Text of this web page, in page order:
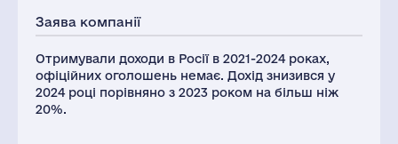
57
Заява компанії
Отримували доходи в Росії в 2021-2024 роках,
офіційних оголошень немає. Дохід знизився у
2024 році порівняно з 2023 роком на більш ніж
20%.